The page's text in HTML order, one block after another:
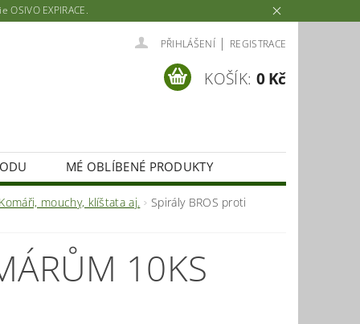
EXPIRACE.
PŘIHLÁŠENÍ | REGISTRACE
KOŠÍK: 0 Kč
MÉ OBLÍBENÉ PRODUKTY
mouchy, klíštata aj. Spirály BROS proti
10KS